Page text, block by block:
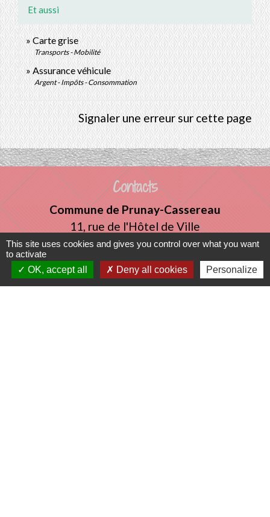
Et aussi
Carte grise
Transports - Mobilité
Assurance véhicule
Argent - Impôts - Consommation
Signaler une erreur sur cette page
Contacts
Commune de Prunay-Cassereau
11, rue de l'Hôtel de Ville
41310 Prunay-Cassereau - FRANCE
+33 2 54 80 32 81
This site uses cookies and gives you control over what you want
to activate
OK, accept all
Deny all cookies Personalize